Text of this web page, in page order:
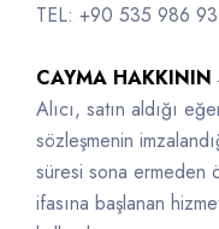
TEL: +90 535 986
CAYMA HAKKININ
Alıcı, satın aldığı
sözleşmenin
süresi sona ermeden
ifasına başlanan